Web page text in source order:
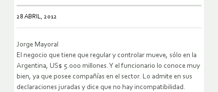
28 ABRIL, 2012
Jorge Mayoral
El negocio que tiene que regular y controlar mueve, sólo en la
Argentina, US$ 5.000 millones. Y el funcionario lo conoce muy
bien, ya que posee compañías en el sector. Lo admite en sus
declaraciones juradas y dice que no hay incompatibilidad.